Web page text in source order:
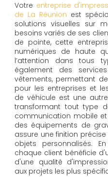
Votre entreprise
de La Réunion est
solutions visuelles sur
besoins variés de ses
de pointe, cette
numériques de haute
l’attention dans tous
également des
vêtements, permettant
pour les entreprises et
de véhicule est une
transformant tout type
communication mobile
des équipements de
assure une finition
objets personnalisés.
chaque client bénéficie
d'une qualité
aux projets les plus